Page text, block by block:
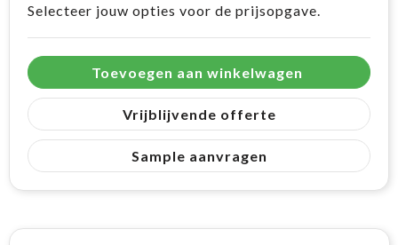
Selecteer jouw opties voor de prijsopgave.
Toevoegen aan winkelwagen
Vrijblijvende offerte
Sample aanvragen